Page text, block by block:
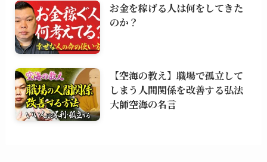
お金を稼げる人は何をしてきた
のか？
【空海の教え】職場で孤立して
しまう人間関係を改善する弘法
大師空海の名言